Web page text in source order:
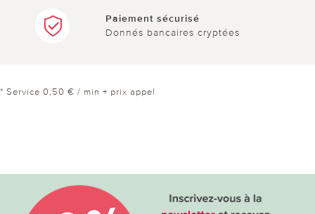
Paiement sécurisé
Donnés bancaires cryptées
* Service 0,50 € / min + prix appel